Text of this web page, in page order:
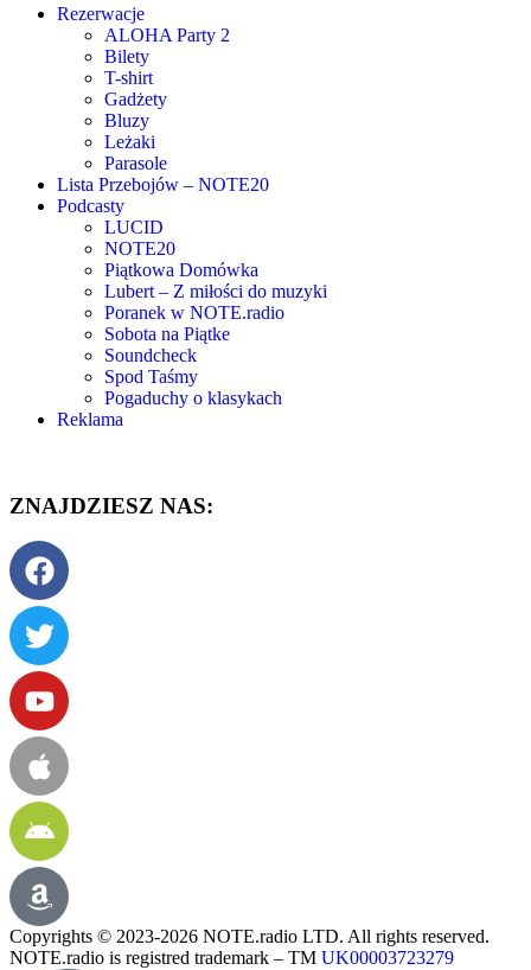
Rezerwacje
ALOHA Party 2
Bilety
T-shirt
Gadżety
Bluzy
Leżaki
Parasole
Lista Przebojów – NOTE20
Podcasty
LUCID
NOTE20
Piątkowa Domówka
Lubert – Z miłości do muzyki
Poranek w NOTE.radio
Sobota na Piątke
Soundcheck
Spod Taśmy
Pogaduchy o klasykach
Reklama
ZNAJDZIESZ NAS:
Copyrights © 2023-2026 NOTE.radio LTD. All rights reserved.
NOTE.radio is registred trademark – TM UK00003723279